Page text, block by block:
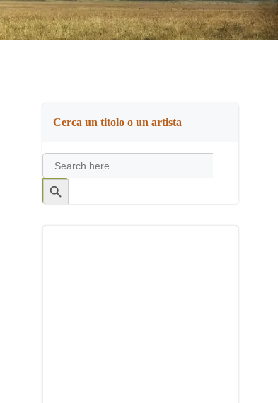
Cerca un titolo o un artista
Search
for:
Search
Button